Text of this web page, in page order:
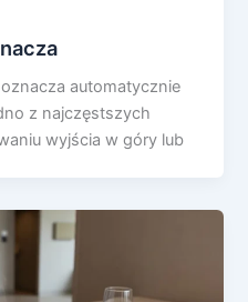
automatycznie
z najczęstszych
wyjścia w góry lub